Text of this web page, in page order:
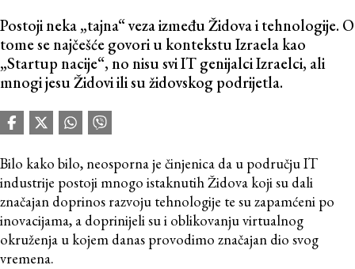
Postoji neka „tajna“ veza između Židova i tehnologije. O
tome se najčešće govori u kontekstu Izraela kao
„Startup nacije“, no nisu svi IT genijalci Izraelci, ali
mnogi jesu Židovi ili su židovskog podrijetla.
Bilo kako bilo, neosporna je činjenica da u području IT
industrije postoji mnogo istaknutih Židova koji su dali
značajan doprinos razvoju tehnologije te su zapamćeni po
inovacijama, a doprinijeli su i oblikovanju virtualnog
okruženja u kojem danas provodimo značajan dio svog
vremena.